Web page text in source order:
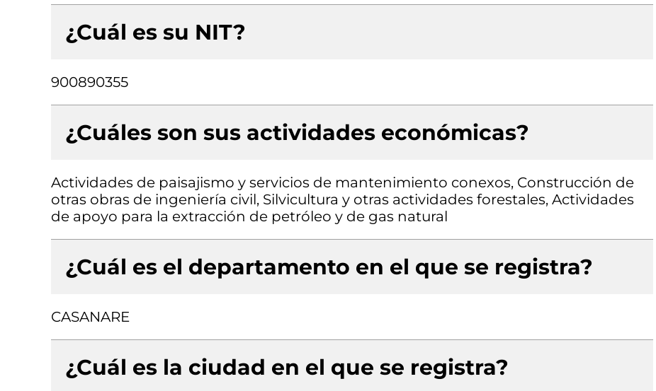
¿Cuál es su NIT?
900890355
¿Cuáles son sus actividades económicas?
Actividades de paisajismo y servicios de mantenimiento conexos, Construcción de
otras obras de ingeniería civil, Silvicultura y otras actividades forestales, Actividades
de apoyo para la extracción de petróleo y de gas natural
¿Cuál es el departamento en el que se registra?
CASANARE
¿Cuál es la ciudad en el que se registra?